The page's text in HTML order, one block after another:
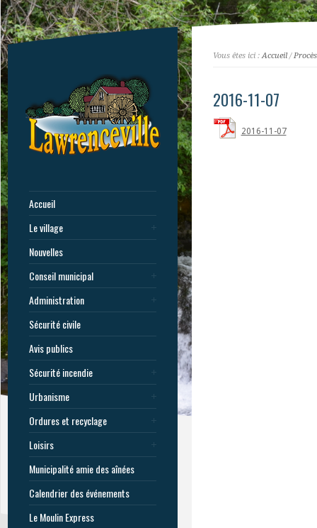
Accueil
Le village
Nouvelles
Conseil municipal
Administration
Sécurité civile
Avis publics
Sécurité incendie
Urbanisme
Ordures et recyclage
Loisirs
Municipalité amie des aînées
Calendrier des événements
Le Moulin Express
Vous êtes ici :Accueil/
2016-11-07
2016-11-07